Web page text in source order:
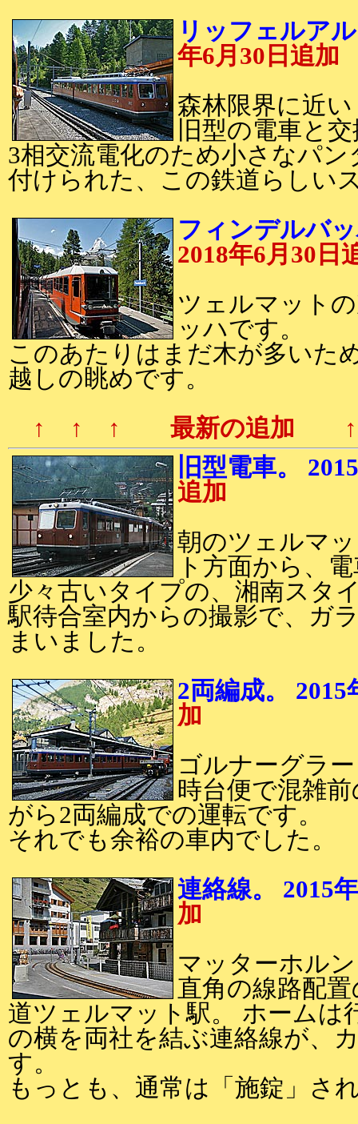
リッフェルア
年6月30日追加
森林限界に近
旧型の電車と
3相交流電化のため小さなパ
付けられた、この鉄道らしい
フィンデルバ
2018年6月30日
ツェルマット
ッハです。
このあたりはまだ木が多いた
越しの眺めです。
↑ ↑ ↑ 最新の追加
旧型電車。
追加
朝のツェルマ
ト方面から、
少々古いタイプの、湘南スタ
駅待合室内からの撮影で、ガ
まいました。
2両編成。
加
ゴルナーグラ
時台便で混雑
がら2両編成での運転です。
それでも余裕の車内でした。
連絡線。 2015
加
マッターホル
直角の線路配
道ツェルマット駅。 ホームは
の横を両社を結ぶ連絡線が、
す。
もっとも、通常は「施錠」さ